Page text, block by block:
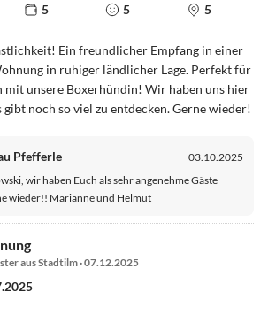
5 5 5
Ein freundlicher Empfang in einer
in ruhiger ländlicher Lage. Perfekt für
mit unsere Boxerhündin! Wir haben uns hier
noch so viel zu entdecken. Gerne wieder!
Pfefferle
03.10.2025
wir haben Euch als sehr angenehme Gäste
wieder!! Marianne und Helmut
aus Stadtilm · 07.12.2025